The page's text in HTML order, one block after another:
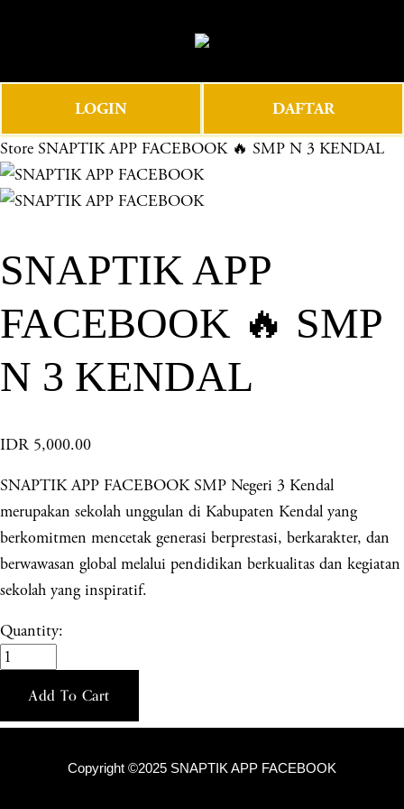
e
e
n
u
LOGIN DAFTAR
Store SNAPTIK APP FACEBOOK 🔥 SMP N 3 KENDAL
SNAPTIK APP
FACEBOOK 🔥 SMP
N 3 KENDAL
IDR 5,000.00
SNAPTIK APP FACEBOOK SMP Negeri 3 Kendal
merupakan sekolah unggulan di Kabupaten Kendal yang
berkomitmen mencetak generasi berprestasi, berkarakter, dan
berwawasan global melalui pendidikan berkualitas dan kegiatan
sekolah yang inspiratif.
Quantity:
Add To Cart
Copyright ©2025 SNAPTIK APP FACEBOOK